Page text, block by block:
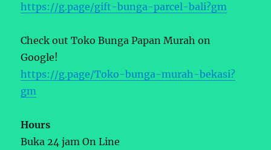
https://g.page/gift-bunga-parcel-bali?gm
Check out Toko Bunga Papan Murah on
Google!
https://g.page/Toko-bunga-murah-bekasi?
gm
Hours
Buka 24 jam On Line